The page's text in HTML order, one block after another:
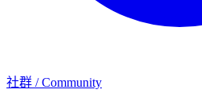
社群 / Community